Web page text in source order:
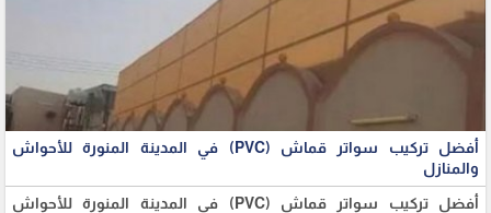
أفضل تركيب سواتر قماش (PVC) في المدينة المنورة للأحواش
والمنازل
أفضل تركيب سواتر قماش (PVC) في المدينة المنورة للأحواش